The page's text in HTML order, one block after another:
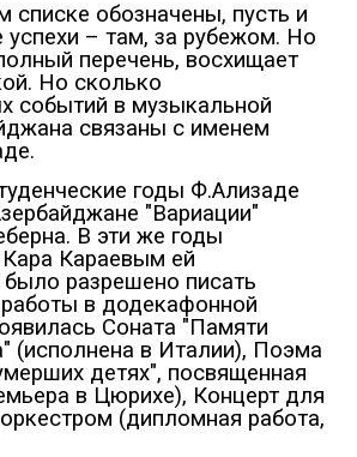
списке обозначены, пусть и
успехи – там, за рубежом. Но
перечень, восхищает
Но сколько
событий в музыкальной
связаны с именем
годы Ф.Ализаде
"Вариации"
В эти же годы
Караевым ей
было разрешено писать
работы в додекафонной
Соната "Памяти
(исполнена в Италии), Поэма
детях", посвященная
в Цюрихе), Концерт для
(дипломная работа,